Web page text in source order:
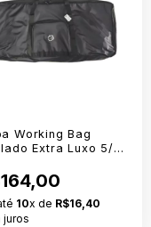
Working Bag
Extra Luxo 5/8
10x de R$16,40
juros